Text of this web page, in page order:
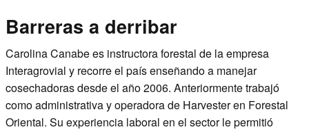
Barreras a derribar
Carolina Canabe es instructora forestal de la empresa
Interagrovial y recorre el país enseñando a manejar
cosechadoras desde el año 2006. Anteriormente trabajó
como administrativa y operadora de Harvester en Forestal
Oriental. Su experiencia laboral en el sector le permitió